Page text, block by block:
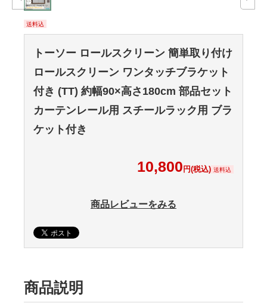
送料込
トーソー ロールスクリーン 簡単取り付け
ロールスクリーン ワンタッチブラケット
付き (TT) 約幅90×高さ180cm 部品セット
カーテンレール用 スチールラック用 ブラ
ケット付き
10,800 円(税込) 送料込
商品レビューをみる
商品説明